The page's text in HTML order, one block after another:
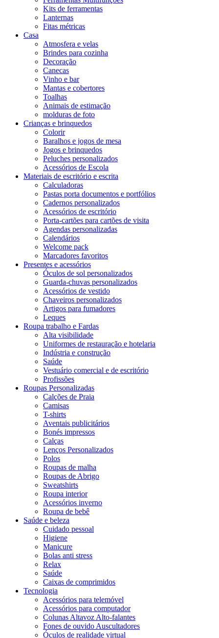
Kits de ferramentas
Lanternas
Fitas métricas
Casa
Atmosfera e velas
Brindes para cozinha
Decoração
Canecas
Vinho e bar
Mantas e cobertores
Toalhas
Animais de estimação
molduras de foto
Crianças e brinquedos
Colorir
Baralhos e jogos de mesa
Jogos e brinquedos
Peluches personalizados
Acessórios de Escola
Materiais de escritório e escrita
Calculadoras
Pastas porta documentos e portfólios
Cadernos personalizados
Acessórios de escritório
Porta-cartões para cartões de visita
Agendas personalizadas
Calendários
Welcome pack
Marcadores favoritos
Presentes e acessórios
Óculos de sol personalizados
Guarda-chuvas personalizados
Acessórios de vestido
Chaveiros personalizados
Artigos para fumadores
Leques
Roupa trabalho e Fardas
Alta visibilidade
Uniformes de restauração e hotelaria
Indústria e construção
Saúde
Vestuário comercial e de escritório
Profissões
Roupas Personalizadas
Calções de Praia
Camisas
T-shirts
Aventais publicitários
Bonés impressos
Calças
Lenços Personalizados
Polos
Roupas de malha
Roupas de Abrigo
Sweatshirts
Roupa interior
Acessórios inverno
Roupa de bebê
Saúde e beleza
Cuidado pessoal
Higiene
Manicure
Bolas anti stress
Relax
Saúde
Caixas de comprimidos
Tecnologia
Acessórios para telemóvel
Acessórios para computador
Colunas Altavoz Alto-falantes
Fones de ouvido Auscultadores
Óculos de realidade virtual